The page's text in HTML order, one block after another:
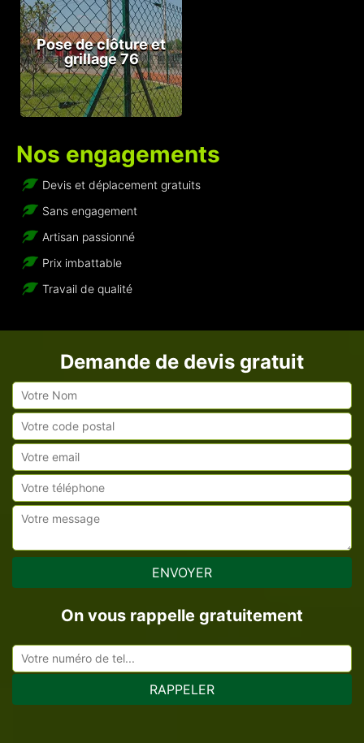
Pose de clôture et
grillage 76
Nos engagements
Devis et déplacement gratuits
Sans engagement
Artisan passionné
Prix imbattable
Travail de qualité
Demande de devis gratuit
On vous rappelle gratuitement